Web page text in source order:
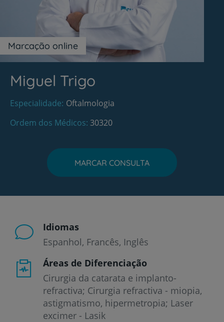
Marcação online
Miguel Trigo
Especialidade Oftalmologia
Ordem dos Médicos 30320
MARCAR CONSULTA
Idiomas
Espanhol Francês Inglês
Áreas de Diferenciação
Cirurgia da catarata e implanto-
refractiva; Cirurgia refractiva - miopia,
astigmatismo, hipermetropia; Laser
excimer - Lasik